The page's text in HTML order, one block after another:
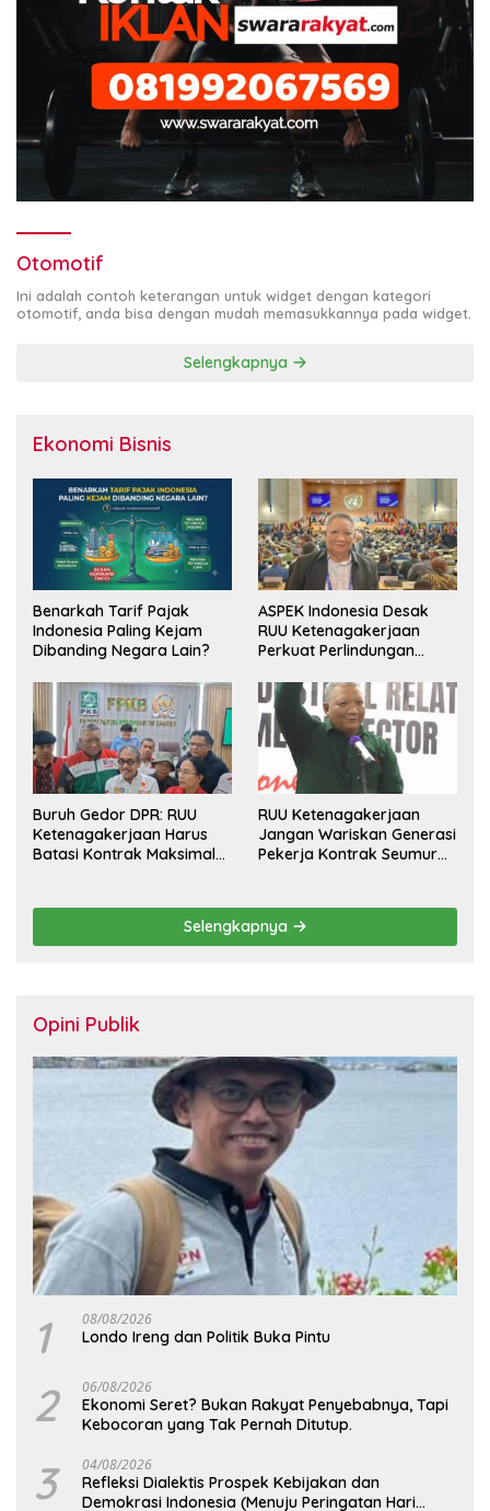
Otomotif
Ini adalah contoh keterangan untuk widget dengan kategori
otomotif, anda bisa dengan mudah memasukkannya pada widget.
Selengkapnya
Ekonomi Bisnis
Benarkah Tarif Pajak
Indonesia Paling Kejam
Dibanding Negara Lain?
ASPEK Indonesia Desak
RUU Ketenagakerjaan
Perkuat Perlindungan
Pesangon
Buruh Gedor DPR: RUU
Ketenagakerjaan Harus
Batasi Kontrak Maksimal
RUU Ketenagakerjaan
Jangan Wariskan Generasi
Pekerja Kontrak Seumur
Selengkapnya
Opini Publik
1 08/08/2026
Londo Ireng dan Politik Buka Pintu
2 06/08/2026
Ekonomi Seret? Bukan Rakyat Penyebabnya, Tapi
Kebocoran yang Tak Pernah Ditutup.
3 04/08/2026
Refleksi Dialektis Prospek Kebijakan dan
Demokrasi Indonesia (Menuju Peringatan Hari